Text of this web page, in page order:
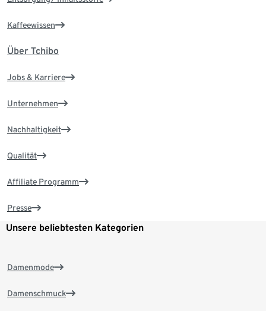
Kaffeewissen
Über Tchibo
Jobs & Karriere
Unternehmen
Nachhaltigkeit
Qualität
Affiliate Programm
Presse
Unsere beliebtesten Kategorien
Damenmode
Damenschmuck